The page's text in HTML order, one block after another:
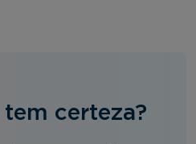
certeza?